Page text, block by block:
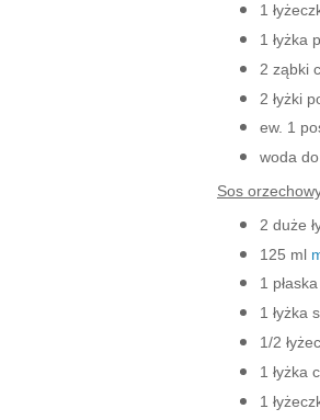
1
1 łyżka
2 ząbki
2 łyżki
ew. 1
woda
Sos
2 duże
125 ml
1
1 łyżka
1/2
1 łyżka
1